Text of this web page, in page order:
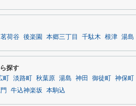
茗荷谷 後楽園 本郷三丁目 千駄木 根津 湯島
探す
淡路町 秋葉原 湯島 神田 御徒町 神保町
牛込神楽坂 本駒込